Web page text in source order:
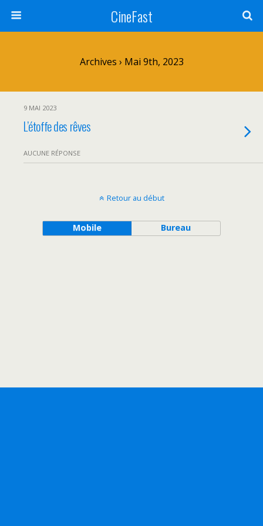
CineFast
Archives › Mai 9th, 2023
9 MAI 2023
L’étoffe des rêves
AUCUNE RÉPONSE
Retour au début
Mobile Bureau